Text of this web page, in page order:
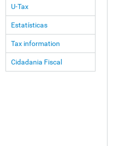
U-Tax
Estatísticas
Tax information
Cidadania Fiscal